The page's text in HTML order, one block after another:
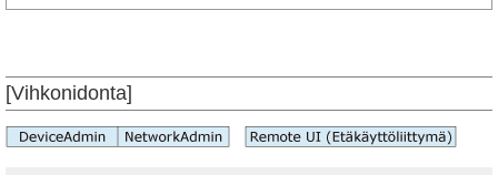
[Vihkonidonta]